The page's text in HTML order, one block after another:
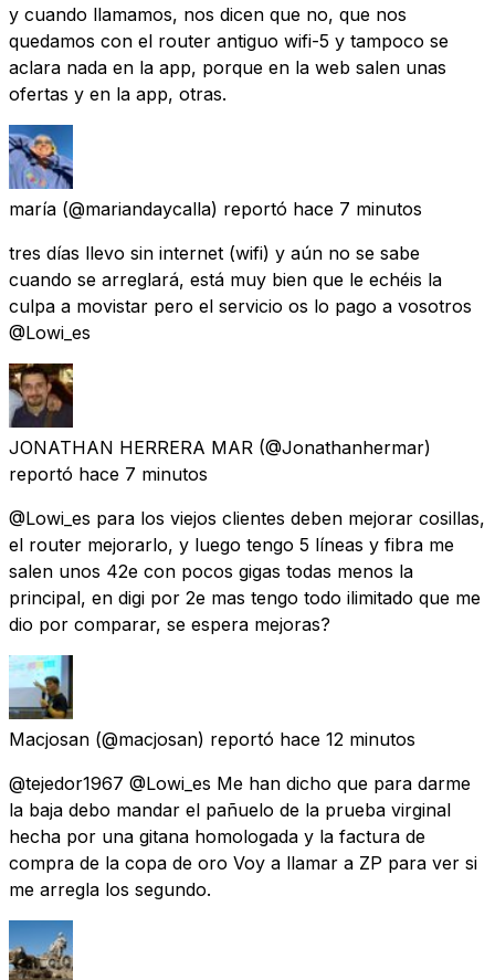
y cuando llamamos, nos dicen que no, que nos
quedamos con el router antiguo wifi-5 y tampoco se
aclara nada en la app, porque en la web salen unas
ofertas y en la app, otras.
maría (@mariandaycalla) reportó hace 7 minutos
tres días llevo sin internet (wifi) y aún no se sabe
cuando se arreglará, está muy bien que le echéis la
culpa a movistar pero el servicio os lo pago a vosotros
@Lowi_es
JONATHAN HERRERA MAR (@Jonathanhermar)
reportó hace 7 minutos
@Lowi_es para los viejos clientes deben mejorar cosillas,
el router mejorarlo, y luego tengo 5 líneas y fibra me
salen unos 42e con pocos gigas todas menos la
principal, en digi por 2e mas tengo todo ilimitado que me
dio por comparar, se espera mejoras?
Macjosan (@macjosan) reportó hace 12 minutos
@tejedor1967 @Lowi_es Me han dicho que para darme
la baja debo mandar el pañuelo de la prueba virginal
hecha por una gitana homologada y la factura de
compra de la copa de oro Voy a llamar a ZP para ver si
me arregla los segundo.